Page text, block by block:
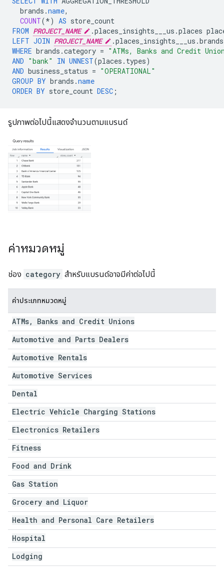
brands .name,
COUNT(*) AS store_count
FROM PROJECT_NAME .places_insights___us .places
LEFT JOIN PROJECT_NAME .places_insights___us .brands
WHERE brands .category = "ATMs, Banks and Credit
AND "bank" IN UNNEST(places . types)
AND business_status = "OPERATIONAL"
GROUP BY brands .name
ORDER BY store_count DESC ;
รูปภาพต่อไปนี้แสดงจำนวนตามแบรนด์
ค่าหมวดหมู่
ช่อง category สำหรับแบรนด์อาจมีค่าต่อไปนี้
ค่าประเภทหมวดหมู่
ATMs,
Banks and Credit Unions
Automotive and Parts Dealers
Automotive Rentals
Automotive Services
Dental
Electric Vehicle Charging Stations
Electronics Retailers
Fitness
Food and Drink
Gas Station
Grocery and Liquor
Health and Personal Care Retailers
Hospital
Lodging